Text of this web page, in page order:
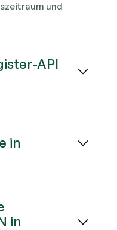
und
API
in
in